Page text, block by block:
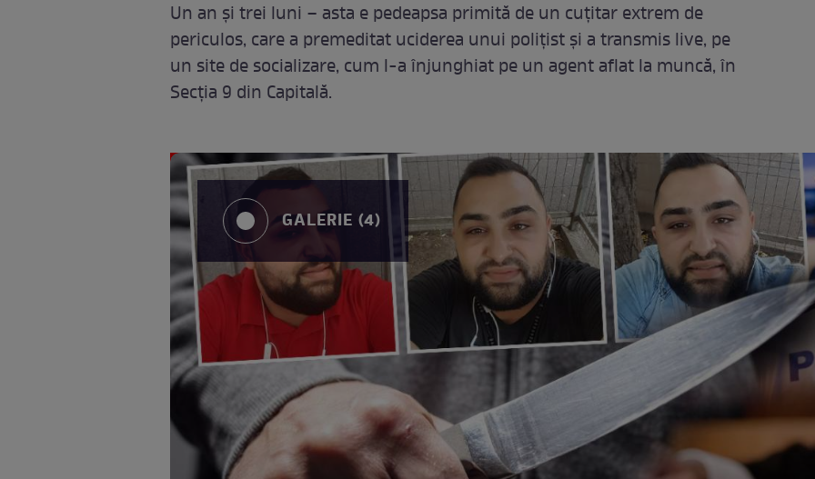
Un an și trei luni – asta e pedeapsa primită de un cuțitar extrem de
periculos, care a premeditat uciderea unui polițist și a transmis live, pe
un site de socializare, cum l-a înjunghiat pe un agent aflat la muncă, în
Secția 9 din Capitală.
GALERIE (4)